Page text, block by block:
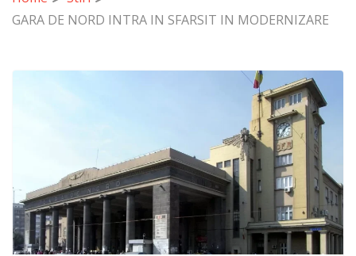
GARA DE NORD INTRA IN SFARSIT IN MODERNIZARE